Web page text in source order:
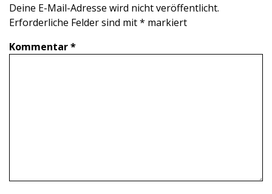
Deine E-Mail-Adresse wird nicht veröffentlicht.
Erforderliche Felder sind mit* markiert
Kommentar*